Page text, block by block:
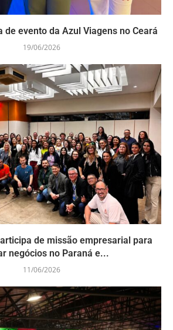
de evento da Azul Viagens no Ceará
19/06/2026
de missão empresarial para
negócios no Paraná e...
11/06/2026